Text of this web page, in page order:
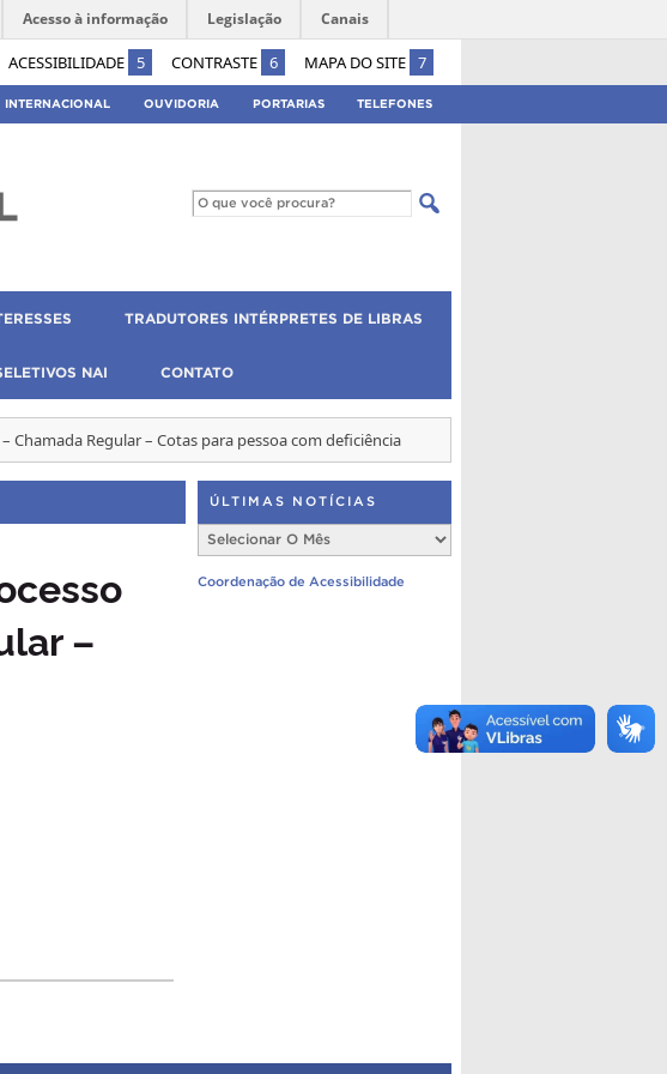
ACESSIBILIDADE 5 CONTRASTE 6 MAPA DO SITE 7
Acesso à informação Legislação Canais
INTERNACIONAL OUVIDORIA PORTARIAS TELEFONES
TRADUTORES INTÉRPRETES DE LIBRAS
NAI CONTATO
Chamada Regular – Cotas para pessoa com deficiência
–
ÚLTIMAS NOTÍCIAS
Últimas
Notícias
Coordenação de Acessibilidade